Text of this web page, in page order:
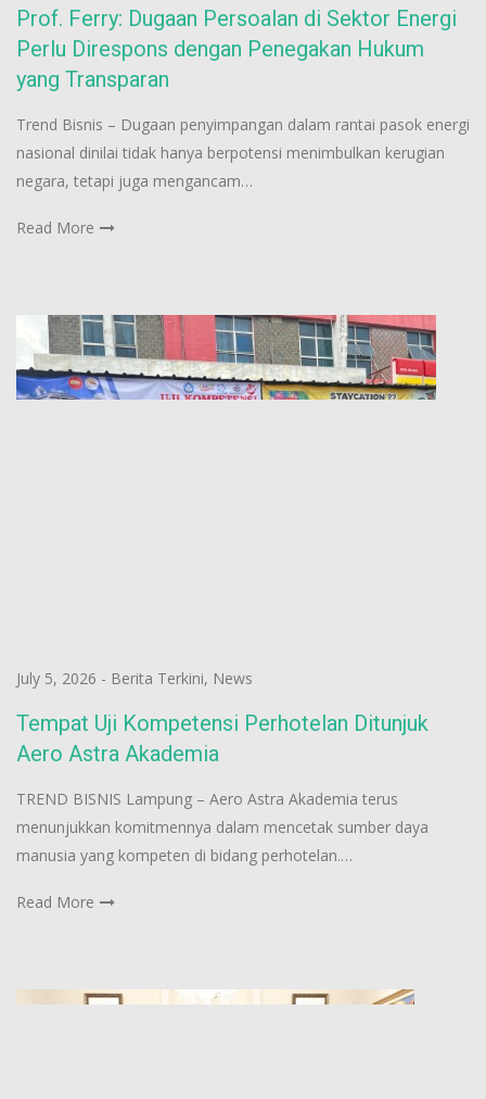
Prof. Ferry: Dugaan Persoalan di Sektor Energi
Perlu Direspons dengan Penegakan Hukum
yang Transparan
Trend Bisnis – Dugaan penyimpangan dalam rantai pasok energi
nasional dinilai tidak hanya berpotensi menimbulkan kerugian
negara, tetapi juga mengancam…
Read More
July 5, 2026 - Berita Terkini, News
Tempat Uji Kompetensi Perhotelan Ditunjuk
Aero Astra Akademia
TREND BISNIS Lampung – Aero Astra Akademia terus
menunjukkan komitmennya dalam mencetak sumber daya
manusia yang kompeten di bidang perhotelan.…
Read More